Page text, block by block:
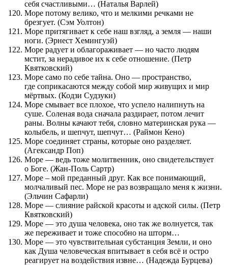
себя счастливыми… (Наталья Варлей)
Море потому велико, что и мелкими речками не
брезгует. (Сэм Уолтон)
Море притягивает к себе наш взгляд, а земля — наши
ноги. (Эрнест Хемингуэй)
Море радует и облагораживает — но часто людям
мстит, за нерадивое их к себе отношение. (Петр
Квятковский)
Море само по себе тайна. Оно — пространство,
где соприкасаются между собой мир живущих и мир
мёртвых. (Кодзи Судзуки)
Море смывает все плохое, что успело налипнуть на
суше. Соленая вода сначала раздирает, потом лечит
раны. Волны качают тебя, словно материнская рука —
колыбель, и шепчут, шепчут… (Раймон Кено)
Море соединяет страны, которые оно разделяет.
(Агександр Поп)
Море — ведь тоже молитвенник, оно свидетельствует
о Боге. (Жан-Поль Сартр)
Море – мой преданный друг. Как все понимающий,
молчаливый пес. Море не раз возвращало меня к жизни.
(Эльчин Сафарли)
Море — слияние райской красоты и адской силы. (Петр
Квятковский)
Море — это душа человека, оно так же волнуется, так
же переживает и тоже способно на шторм…
Море — это чувствительная субстанция Земли, и оно
как Душа человеческая впитывает в себя всё и остро
реагирует на воздействия извне… (Надежда Бурцева)